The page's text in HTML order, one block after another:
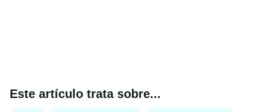
Este artículo trata sobre...